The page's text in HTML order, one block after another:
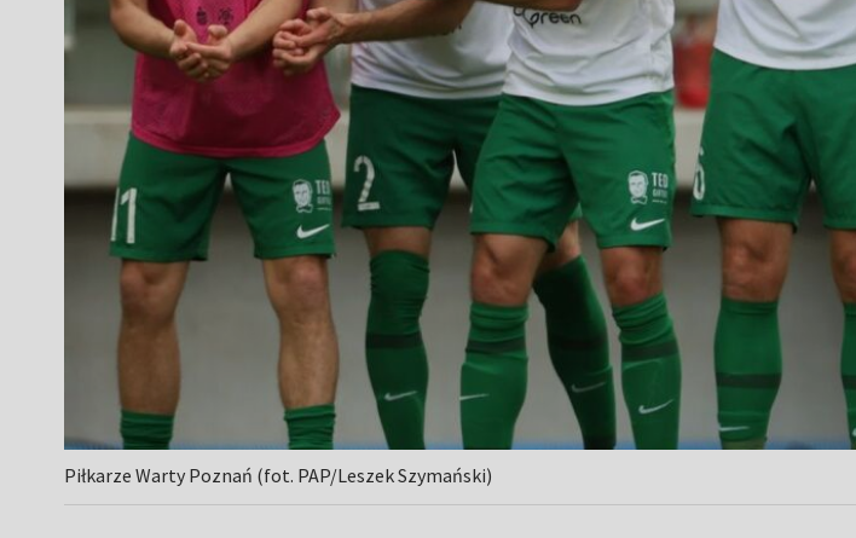
Piłkarze Warty Poznań (fot. PAP/Leszek Szymański)